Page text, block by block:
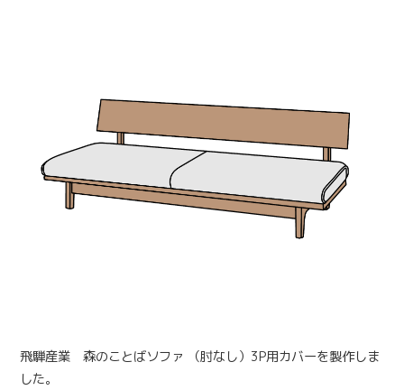
飛騨産業 森のことばソファ （肘なし）3P用カバーを製作しま
した。